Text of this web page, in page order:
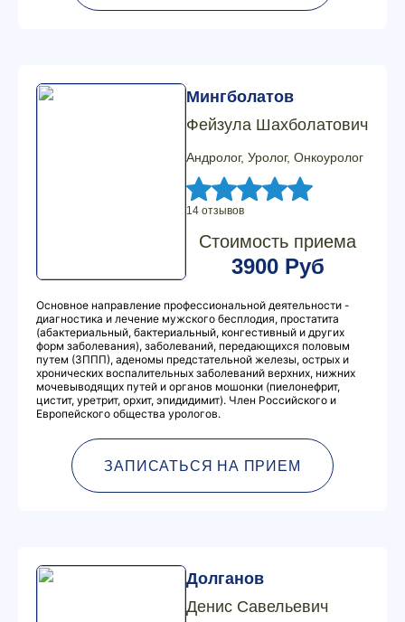
Мингболатов
Фейзула Шахболатович
Андролог, Уролог, Онкоуролог
14 отзывов
Стоимость приема
3900 Руб
Основное направление профессиональной деятельности -
диагностика и лечение мужского бесплодия, простатита
(абактериальный, бактериальный, конгестивный и других
форм заболевания), заболеваний, передающихся половым
путем (ЗППП), аденомы предстательной железы, острых и
хронических воспалительных заболеваний верхних, нижних
мочевыводящих путей и органов мошонки (пиелонефрит,
цистит, уретрит, орхит, эпидидимит). Член Российского и
Европейского общества урологов.
ЗАПИСАТЬСЯ НА ПРИЕМ
Долганов
Денис Савельевич